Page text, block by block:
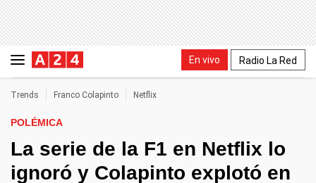
En vivo Radio La Red
Trends Franco Colapinto Netflix
POLÉMICA
La serie de la F1 en Netflix lo
ignoró y Colapinto explotó en